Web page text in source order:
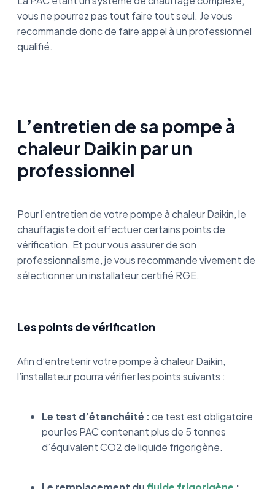
vous ne pourrez pas tout faire tout seul. Je vous
recommande donc de faire appel à un professionnel
qualifié.
L’entretien de sa pompe à
chaleur Daikin par un
professionnel
Pour l’entretien de votre pompe à chaleur Daikin, le
chauffagiste doit effectuer certains points de
vérification. Et pour vous assurer de son
professionnalisme, je vous recommande vivement de
sélectionner un installateur certifié RGE.
Les points de vérification
Afin d’entretenir votre pompe à chaleur Daikin,
l’installateur pourra vérifier les points suivants :
Le test d’étanchéité :ce test est obligatoire
pour les PAC contenant plus de 5 tonnes
d’équivalent CO2 de liquide frigorigène.